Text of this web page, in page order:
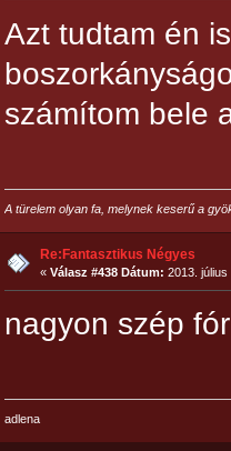
Azt tudtam én
számítom bele
A türelem olyan fa, melynek keserű a
Re:Fantasztikus Négyes
«Válasz #438 Dátum: 2013.
nagyon szép
adlena